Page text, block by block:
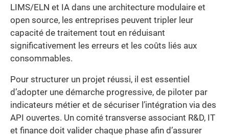
LIMS/ELN et IA dans une architecture modulaire et
open source, les entreprises peuvent tripler leur
capacité de traitement tout en réduisant
significativement les erreurs et les coûts liés aux
consommables.
Pour structurer un projet réussi, il est essentiel
d’adopter une démarche progressive, de piloter par
indicateurs métier et de sécuriser l’intégration via des
API ouvertes. Un comité transverse associant R&D, IT
et finance doit valider chaque phase afin d’assurer